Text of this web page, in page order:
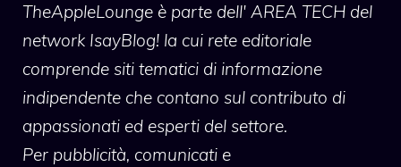
TheAppleLounge è parte dell' AREA TECH del
network IsayBlog! la cui rete editoriale
comprende siti tematici di informazione
indipendente che contano sul contributo di
appassionati ed esperti del settore.
Per pubblicità, comunicati e